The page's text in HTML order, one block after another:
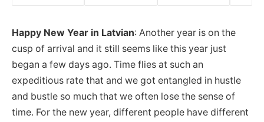
Happy New Year in Latvian: Another year is on the
cusp of arrival and it still seems like this year just
began a few days ago. Time flies at such an
expeditious rate that and we got entangled in hustle
and bustle so much that we often lose the sense of
time. For the new year, different people have different